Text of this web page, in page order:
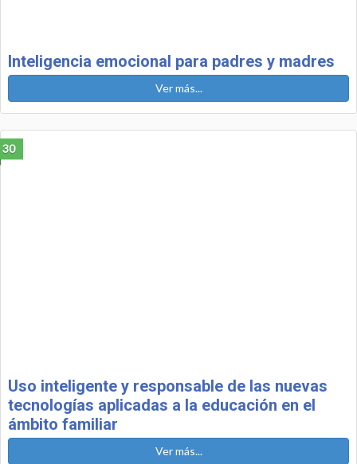
Inteligencia emocional para padres y madres
Ver más...
30
Uso inteligente y responsable de las nuevas
tecnologías aplicadas a la educación en el
ámbito familiar
Ver más...